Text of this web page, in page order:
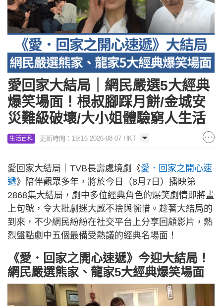
愛回家大結局｜網民嚴選5大經典
爆笑場面！根叔腳踩月餅/金城安
災難級破壞/大小姐體驗窮人生活
生活百科 更新時間：19:16 2026-08-07 HKT
愛回家大結局｜TVB長壽處境劇《愛．回家之開心速
遞》陪伴觀眾多年，將於今日（8月7日）播映第
2868集大結局，劇中多位經典角色的爆笑劇情即將畫
上句號，令大批劇迷大感不捨與惋惜。趁著大結局的
到來，不少網民紛紛在社交平台上分享回顧影片，熱
烈盤點劇中五個最備受熱議的經典名場面！
《愛．回家之開心速遞》今迎大結局！
網民嚴選熊家、龍家5大經典爆笑場面